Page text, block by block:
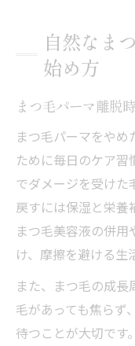
自然なま
始め方
まつ毛パーマ離脱
まつ毛パーマをや
ために毎日のケア習
でダメージを受けた
戻すには保湿と栄養
まつ毛美容液の併
け、摩擦を避ける生
また、まつ毛の成
毛があっても焦らず
待つことが大切です